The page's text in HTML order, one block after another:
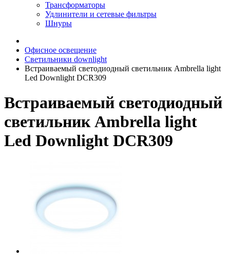
Трансформаторы
Удлинители и сетевые фильтры
Шнуры
Офисное освещение
Светильники downlight
Встраиваемый светодиодный светильник Ambrella light
Led Downlight DCR309
Встраиваемый светодиодный
светильник Ambrella light
Led Downlight DCR309